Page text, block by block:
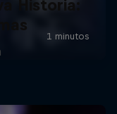
Historia: